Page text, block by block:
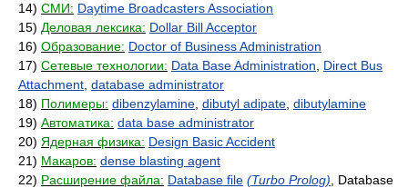
14) СМИ: Daytime Broadcasters Association
15) Деловая лексика: Dollar Bill Acceptor
16) Образование: Doctor of Business Administration
17) Сетевые технологии: Data Base Administration
Direct Bus
Attachment database administrator
18) Полимеры: dibenzylamine dibutyl adipate dibutylamine
19) Автоматика: data base administrator
20) Ядерная физика: Design Basic Accident
21) Макаров: dense blasting agent
22) Расширение файла: Database file (Turbo Prolog) , Database